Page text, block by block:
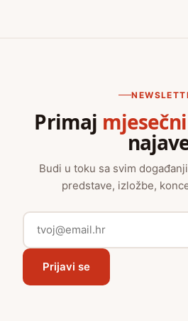
Primaj
Budi u toku sa svim
predstave, izložbe,
Prijavi se